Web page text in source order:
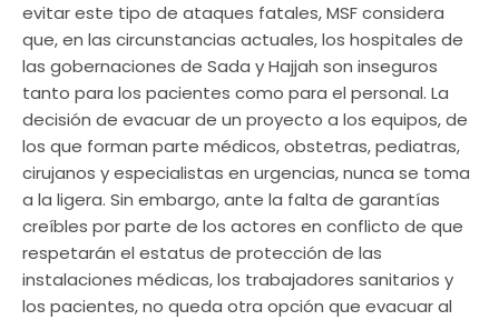
evitar este tipo de ataques fatales, MSF considera
que, en las circunstancias actuales, los hospitales de
las gobernaciones de Sada y Hajjah son inseguros
tanto para los pacientes como para el personal. La
decisión de evacuar de un proyecto a los equipos, de
los que forman parte médicos, obstetras, pediatras,
cirujanos y especialistas en urgencias, nunca se toma
a la ligera. Sin embargo, ante la falta de garantías
creíbles por parte de los actores en conflicto de que
respetarán el estatus de protección de las
instalaciones médicas, los trabajadores sanitarios y
los pacientes, no queda otra opción que evacuar al